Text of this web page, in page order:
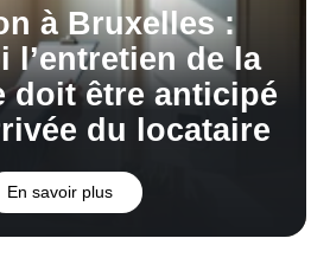
à Bruxelles :
l’entretien de la
doit être anticipé
du locataire
En savoir plus